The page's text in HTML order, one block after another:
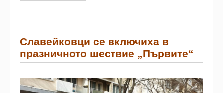
Славейковци се включиха в
празничното шествие „Първите“